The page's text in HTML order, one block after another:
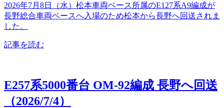
2026年7月8日（水）松本車両ベース所属のE127系A9編成が
長野総合車両ベースへ入場のため松本から長野へ回送されま
した。
記事を読む
E257系5000番台 OM-92編成 長野へ回送
（2026/7/4）